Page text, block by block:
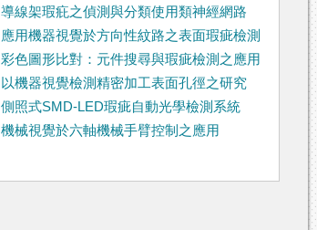
導線架瑕疪之偵測與分類使用類神經網路
應用機器視覺於方向性紋路之表面瑕疵檢測
彩色圖形比對：元件搜尋與瑕疵檢測之應用
以機器視覺檢測精密加工表面孔徑之研究
側照式SMD-LED瑕疵自動光學檢測系統
機械視覺於六軸機械手臂控制之應用